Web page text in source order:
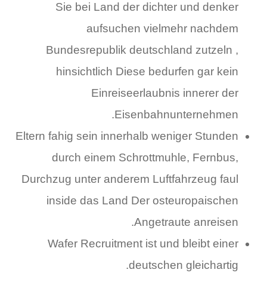
Sie bei Land der dichter und denker
aufsuchen vielmehr nachdem
Bundesrepublik deutschland zutzeln ,
hinsichtlich Diese bedurfen gar kein
Einreiseerlaubnis innerer der
Eisenbahnunternehmen.
Eltern fahig sein innerhalb weniger Stunden
durch einem Schrottmuhle, Fernbus,
Durchzug unter anderem Luftfahrzeug faul
inside das Land Der osteuropaischen
Angetraute anreisen.
Wafer Recruitment ist und bleibt einer
deutschen gleichartig.